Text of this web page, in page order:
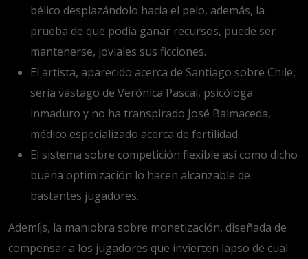
bélico desplazándolo hacia el pelo, además, la
prueba de que podía ganar recursos, puede ser
mantenerse, joviales sus ficciones.
El artista, aparecido acerca de Santiago sobre Chile,
serí­a vástago de Verónica Pascal, psicóloga
inmaduro y no ha transpirado José Balmaceda,
médico especializado acerca de fertilidad.
El sistema sobre competición flexible así­ como dicho
buena optimización lo hacen alcanzable de
bastantes jugadores.
Ademí¡s, la maniobra sobre monetización, diseñada de
compensar a los jugadores que invierten lapso de cual